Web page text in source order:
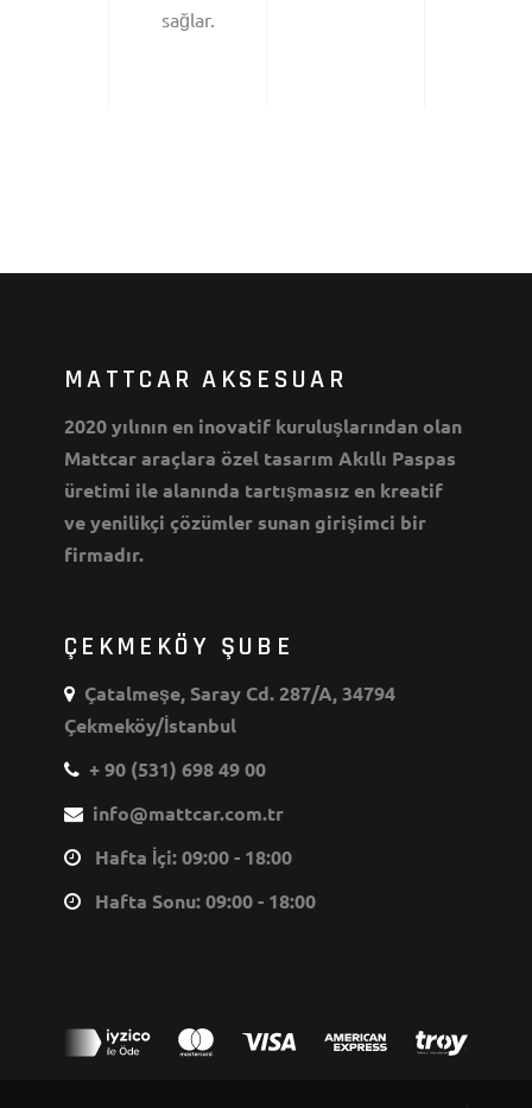
sağlar.
MATTCAR AKSESUAR
2020 yılının en inovatif kuruluşlarından olan
Mattcar araçlara özel tasarım Akıllı Paspas
üretimi ile alanında tartışmasız en kreatif
ve yenilikçi çözümler sunan girişimci bir
firmadır.
ÇEKMEKÖY ŞUBE
Çatalmeşe, Saray Cd. 287/A, 34794
Çekmeköy/İstanbul
+ 90 (531) 698 49 00
info@mattcar.com.tr
Hafta İçi: 09:00 - 18:00
Hafta Sonu: 09:00 - 18:00